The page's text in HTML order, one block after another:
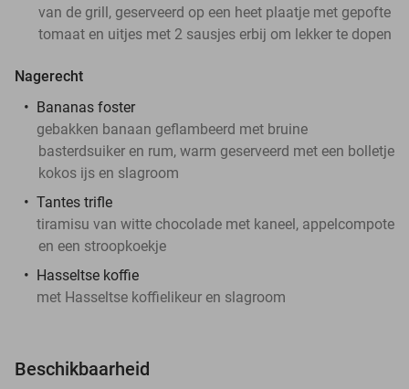
van de grill, geserveerd op een heet plaatje met gepofte
tomaat en uitjes met 2 sausjes erbij om lekker te dopen
Nagerecht
Bananas foster
gebakken banaan geflambeerd met bruine
basterdsuiker en rum, warm geserveerd met een bolletje
kokos ijs en slagroom
Tantes trifle
tiramisu van witte chocolade met kaneel, appelcompote
en een stroopkoekje
Hasseltse koffie
met Hasseltse koffielikeur en slagroom
Beschikbaarheid